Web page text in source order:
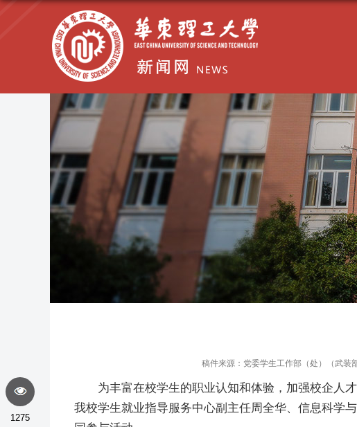
稿件来源：党委学生工作部（处）（武装
为丰富在校学生的职业认知和体验，加强校企人
我校学生就业指导服务中心副主任周全华、信息科学
1275